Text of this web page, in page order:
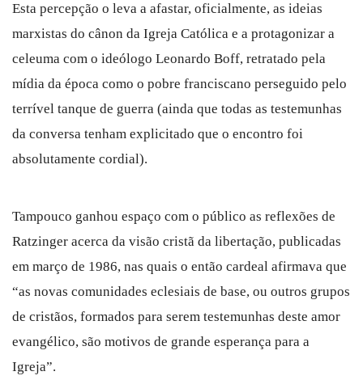
Esta percepção o leva a afastar, oficialmente, as ideias
marxistas do cânon da Igreja Católica e a protagonizar a
celeuma com o ideólogo Leonardo Boff, retratado pela
mídia da época como o pobre franciscano perseguido pelo
terrível tanque de guerra (ainda que todas as testemunhas
da conversa tenham explicitado que o encontro foi
absolutamente cordial).
Tampouco ganhou espaço com o público as reflexões de
Ratzinger acerca da visão cristã da libertação, publicadas
em março de 1986, nas quais o então cardeal afirmava que
“as novas comunidades eclesiais de base, ou outros grupos
de cristãos, formados para serem testemunhas deste amor
evangélico, são motivos de grande esperança para a
Igreja”.